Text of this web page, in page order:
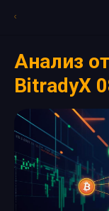
Анализ
BitradyX